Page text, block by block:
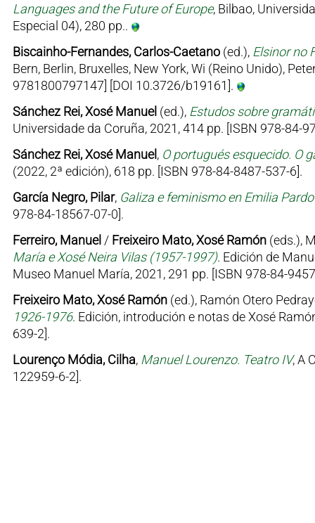
Languages and the Future of Europe, Bilbao,
Especial 04), 280 pp..
Biscainho-Fernandes, Carlos-Caetano(ed.), Elsinor no
Bern, Berlin, Bruxelles, New York, Wi (Reino Unido),
9781800797147] [DOI 10.3726/b19161].
Sánchez Rei, Xosé Manuel (ed.), Estudos sobre
Universidade da Coruña, 2021, 414 pp. [ISBN 978-84-
Sánchez Rei, Xosé Manuel, O portugués esquecido. O
(2022, 2ª edición), 618 pp. [ISBN 978-84-8487-537-6].
García Negro, Pilar, Galiza e feminismo en Emilia
978-84-18567-07-0].
Ferreiro, Manuel / Freixeiro Mato, Xosé Ramón(eds.),
María e Xosé Neira Vilas (1957-1997). Edición de
Museo Manuel María, 2021, 291 pp. [ISBN 978-84-
Freixeiro Mato, Xosé Ramón(ed.), Ramón Otero
1926-1976. Edición, introdución e notas de Xosé
639-2].
Lourenço Módia, Cilha, Manuel Lourenzo. Teatro IV, A
122959-6-2].